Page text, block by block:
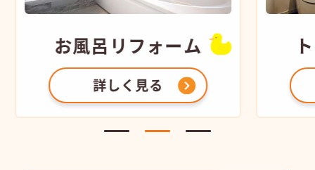
お風呂 リフォーム
詳しく見る